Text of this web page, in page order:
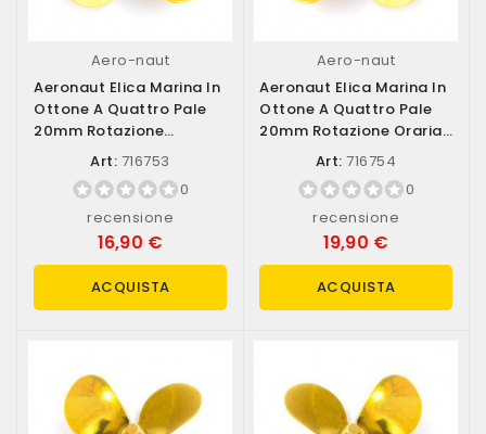
Aero-naut
Aeronaut Elica Marina In
Ottone A Quattro Pale
20mm Rotazione
Antioraria...
Art: 716753
0
recensione
16,90 €
ACQUISTA
Aero-naut
Aeronaut Elica Marina In
Ottone A Quattro Pale
20mm Rotazione Oraria
(destra)...
Art: 716754
0
recensione
19,90 €
ACQUISTA